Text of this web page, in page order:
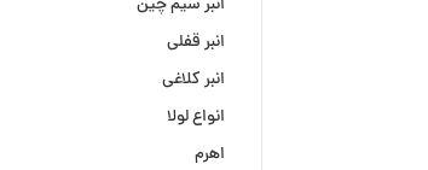
انبر سیم چین
انبر قفلی
انبر کلاغی
انواع لولا
اهرم